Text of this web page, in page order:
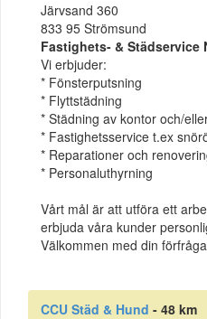
Järvsand 360
833 95 Strömsund
Fastighets- & Städservice
Vi erbjuder:
* Fönsterputsning
* Flyttstädning
* Städning av kontor och/
* Fastighetsservice t.ex
* Reparationer och
* Personaluthyrning
Vårt mål är att utföra ett
erbjuda våra kunder
Välkommen med din
CCU Städ & Hund - 48 km